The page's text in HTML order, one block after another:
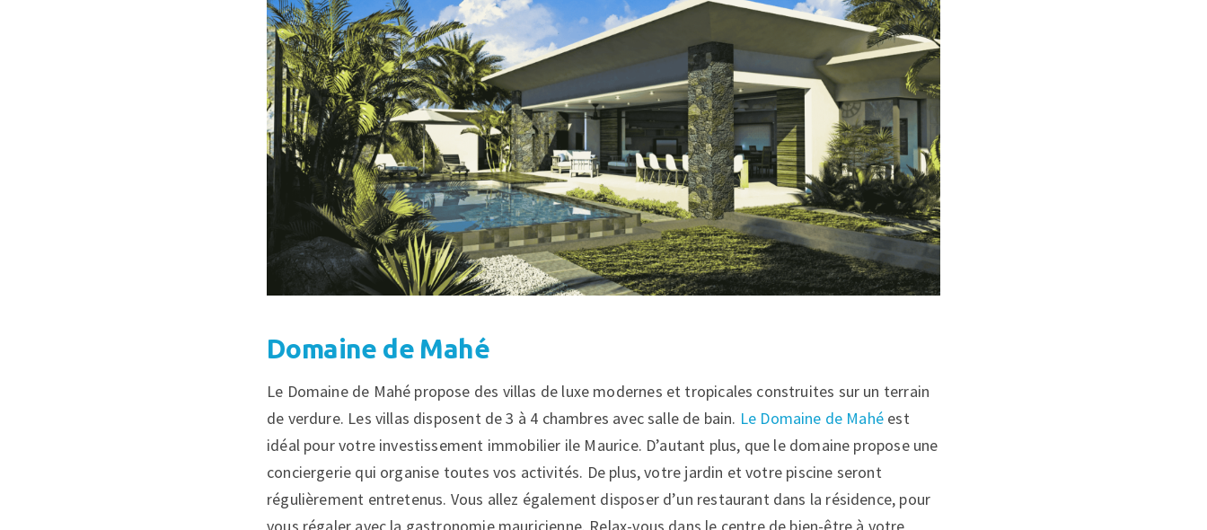
Domaine de Mahé
Le Domaine de Mahé propose des villas de luxe modernes et tropicales construites sur un terrain
de verdure. Les villas disposent de 3 à 4 chambres avec salle de bain. Le Domaine de Mahé est
idéal pour votre investissement immobilier ile Maurice. D’autant plus, que le domaine propose une
conciergerie qui organise toutes vos activités. De plus, votre jardin et votre piscine seront
régulièrement entretenus. Vous allez également disposer d’un restaurant dans la résidence, pour